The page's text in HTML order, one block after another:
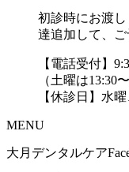
初診時にお渡
達追加して、ご
【電話受付】
（土曜は13:30
【休診日】水
MENU
大月デンタルケア